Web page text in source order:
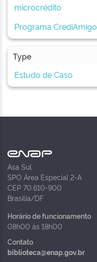
microcrédito
Programa CrediAmigo
Type
Estudo de Caso
Asa Sul
SPO Área Especial 2-A
CEP 70.610-900
Brasília/DF
Horário de funcionamento
08h00 às 18h00
Contato
biblioteca@enap.gov.br